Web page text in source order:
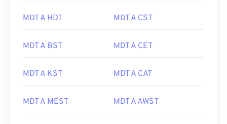
MDT A HDT MDT A CST
MDT A BST MDT A CET
MDT A KST MDT A CAT
MDT A MEST MDT A AWST